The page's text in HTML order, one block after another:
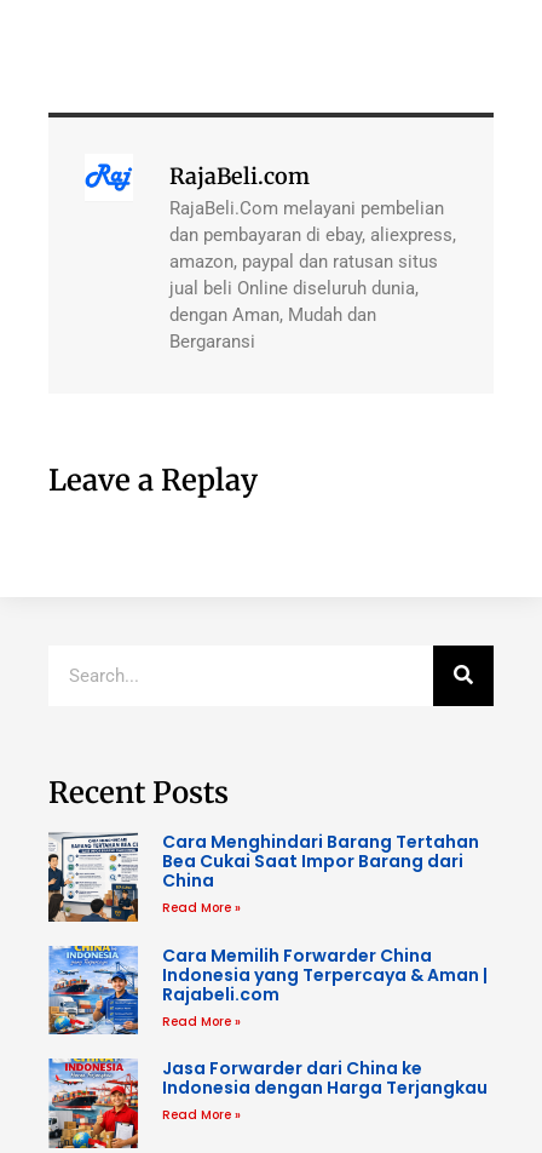
RajaBeli.com
RajaBeli.Com melayani pembelian
dan pembayaran di ebay, aliexpress,
amazon, paypal dan ratusan situs
jual beli Online diseluruh dunia,
dengan Aman, Mudah dan
Bergaransi
Leave a Replay
Recent Posts
Cara Menghindari Barang Tertahan
Bea Cukai Saat Impor Barang dari
China
Read More »
Cara Memilih Forwarder China
Indonesia yang Terpercaya & Aman |
Rajabeli.com
Read More »
Jasa Forwarder dari China ke
Indonesia dengan Harga Terjangkau
Read More »